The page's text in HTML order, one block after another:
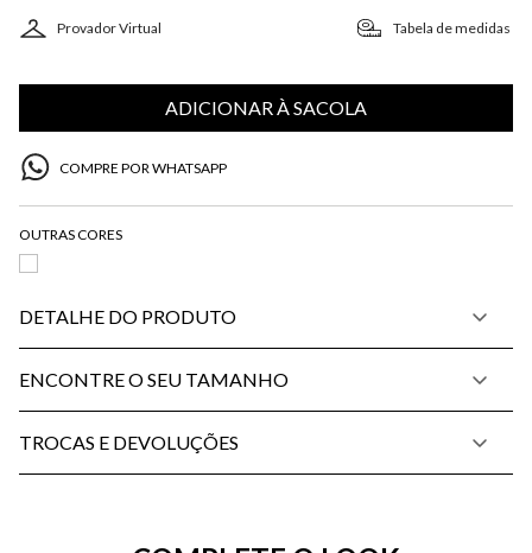
Provador Virtual Tabela de medidas
ADICIONAR À SACOLA
COMPRE POR WHATSAPP
DETALHE DO PRODUTO
ENCONTRE O SEU TAMANHO
TROCAS E DEVOLUÇÕES